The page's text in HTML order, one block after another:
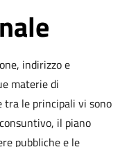
indirizzo e
materie di
tra le principali vi sono
il piano
pubbliche e le